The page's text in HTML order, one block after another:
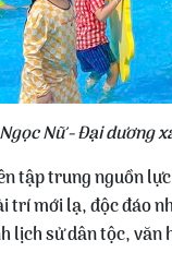
Nữ - Đại dương
tập trung nguồn
trí mới lạ, độc đáo
lịch sử dân tộc,